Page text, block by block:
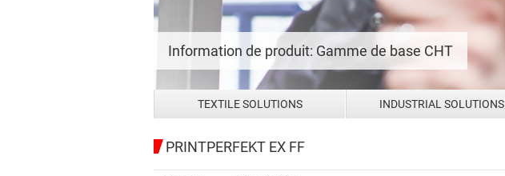
Information de produit: Gamme de base CHT
TEXTILE SOLUTIONS INDUSTRIAL SOLUTIONS
PRINTPERFEKT EX FF